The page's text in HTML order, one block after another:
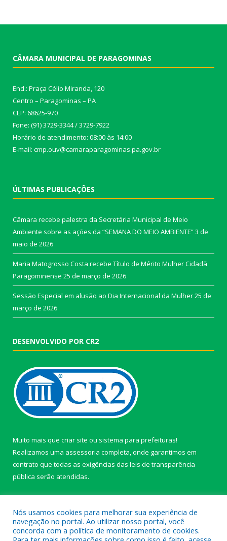
CÂMARA MUNICIPAL DE PARAGOMINAS
End.: Praça Célio Miranda, 120
Centro – Paragominas – PA
CEP: 68625-970
Fone: (91) 3729-3344 / 3729-7922
Horário de atendimento: 08:00 às 14:00
E-mail: cmp.ouv@camaraparagominas.pa.gov.br
ÚLTIMAS PUBLICAÇÕES
Câmara recebe palestra da Secretária Municipal de Meio
Ambiente sobre as ações da “SEMANA DO MEIO AMBIENTE”3 de
maio de 2026
Maria Matogrosso Costa recebe Título de Mérito Mulher Cidadã
Paragominense 25 de março de 2026
Sessão Especial em alusão ao Dia Internacional da Mulher25 de
março de 2026
DESENVOLVIDO POR CR2
Muito mais que criar site ou sistema para prefeituras!
Realizamos uma assessoria completa, onde garantimos em
contrato que todas as exigências das leis de transparência
pública serão atendidas.
Nós usamos cookies para melhorar sua experiência de
navegação no portal. Ao utilizar nosso portal, você
concorda com a política de monitoramento de cookies.